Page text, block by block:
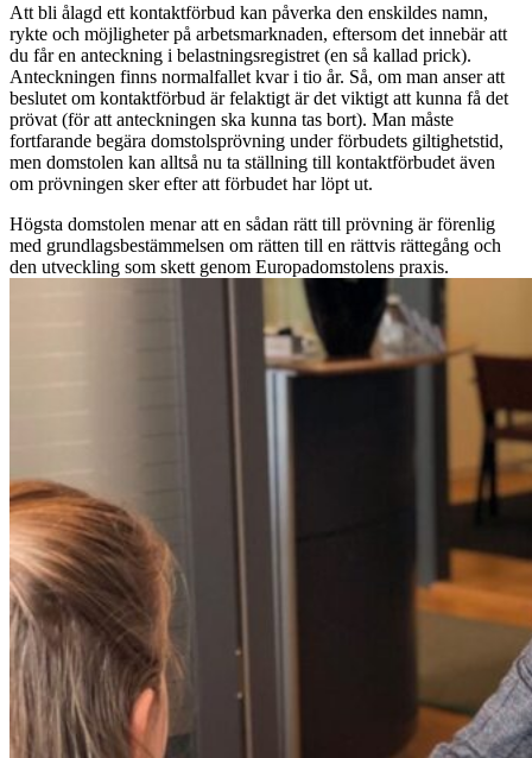
Att bli ålagd ett kontaktförbud kan påverka den enskildes namn,
rykte och möjligheter på arbetsmarknaden, eftersom det innebär att
du får en anteckning i belastningsregistret (en så kallad prick).
Anteckningen finns normalfallet kvar i tio år. Så, om man anser att
beslutet om kontaktförbud är felaktigt är det viktigt att kunna få det
prövat (för att anteckningen ska kunna tas bort). Man måste
fortfarande begära domstolsprövning under förbudets giltighetstid,
men domstolen kan alltså nu ta ställning till kontaktförbudet även
om prövningen sker efter att förbudet har löpt ut.
Högsta domstolen menar att en sådan rätt till prövning är förenlig
med grundlagsbestämmelsen om rätten till en rättvis rättegång och
den utveckling som skett genom Europadomstolens praxis.